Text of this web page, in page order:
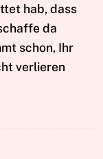
hab, dass
da
schon, Ihr
verlieren